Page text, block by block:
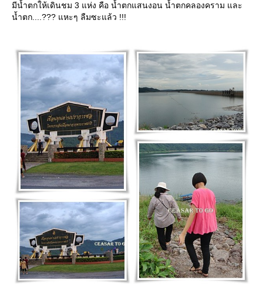
มีน้ำตกให้เดินชม 3 แห่ง คือ น้ำตกแสนงอน น้ำตกคลองคราม และ
น้ำตก....??? แหะๆ ลืมซะแล้ว !!!